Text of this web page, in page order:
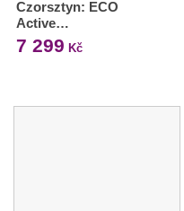
Czorsztyn: ECO
Active…
7 299 Kč